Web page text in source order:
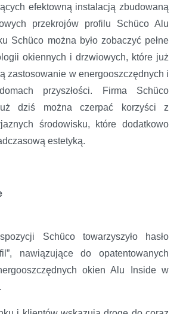
efektowną instalacją zbudowaną
przekrojów profilu Schüco Alu
Schüco można było zobaczyć pełne
okiennych i drzwiowych, które już
zastosowanie w energooszczędnych i
przyszłości. Firma Schüco
dziś można czerpać korzyści z
środowisku, które dodatkowo
estetyką.
Schüco towarzyszyło hasło
nawiązujące do opatentowanych
okien Alu Inside w